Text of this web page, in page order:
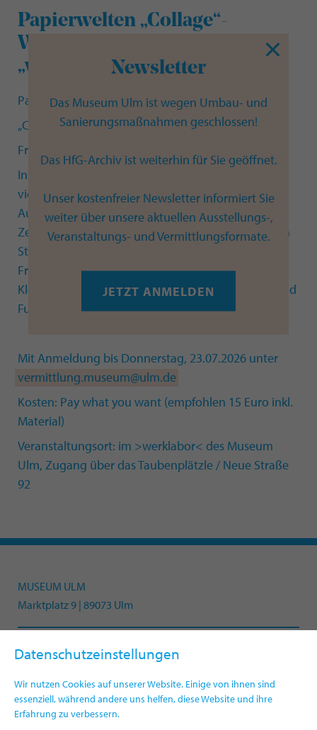
Datenschutzeinstellungen
Wir nutzen Cookies auf unserer Website. Einige von ihnen sind
essenziell, während andere uns helfen, diese Website und ihre
Erfahrung zu verbessern.
Papierwelten „Collage“-
Workshop für Erwachsene im
„werklabor“ des Museum Ulm
Papierwelten
„Collage“-Workshop für Erwachsene im „werklabor“
Freitag, 24.07.2026 – 18.30-21.00 Uhr
In entspannter Atmosphäre kannst du die
vielseitigen Möglichkeiten der Collage entdecken.
Aus unterschiedlichen Papierarten, Buchseiten,
Zeitungsausschnitten, alten Fotos und spannenden
Strukturen entstehen neue Bildwelten. Für alle die
Freude am Experimentieren, Schneiden, Reißen,
Kleben und gestalten haben! Eigene Papierreste und
Fundstücke dürfen gerne mitgebracht werden.
Mit Anmeldung bis Donnerstag, 23.07.2026 unter
vermittlung.museum@ulm.de
Kosten: Pay what you want (empfohlen 15 Euro inkl.
Material)
Veranstaltungsort: im >werklabor< des Museum
Ulm, Zugang über das Taubenplätzle / Neue Straße
92
MUSEUM ULM
Marktplatz 9 | 89073 Ulm
Telefon +49(0)731 161-4330
www.museumulm.de
Newsletter
Das Museum Ulm ist wegen Umbau- und
Sanierungsmaßnahmen geschlossen!
Das HfG-Archiv ist weiterhin für Sie geöffnet.
Unser kostenfreier Newsletter informiert Sie
weiter über unsere aktuellen Ausstellungs-,
Veranstaltungs- und Vermittlungsformate.
JETZT ANMELDEN